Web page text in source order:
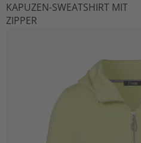
KAPUZEN-SWEATSHIRT MIT
ZIPPER